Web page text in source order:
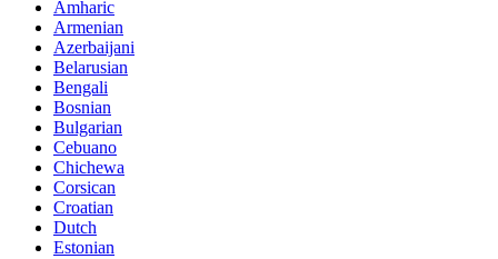
Amharic
Armenian
Azerbaijani
Belarusian
Bengali
Bosnian
Bulgarian
Cebuano
Chichewa
Corsican
Croatian
Dutch
Estonian